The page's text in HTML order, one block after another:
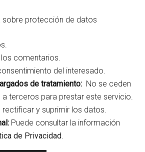
sobre protección de datos
comentarios.
del interesado.
de tratamiento: No se ceden
terceros para prestar este servicio.
rectificar y suprimir los datos.
Puede consultar la información
de Privacidad.